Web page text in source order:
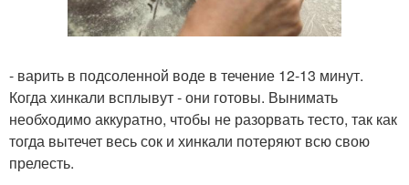
- варить в подсоленной воде в течение 12-13 минут.
Когда хинкали всплывут - они готовы. Вынимать
необходимо аккуратно, чтобы не разорвать тесто, так как
тогда вытечет весь сок и хинкали потеряют всю свою
прелесть.